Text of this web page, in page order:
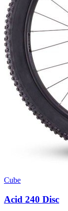
Cube
Acid 240 Disc